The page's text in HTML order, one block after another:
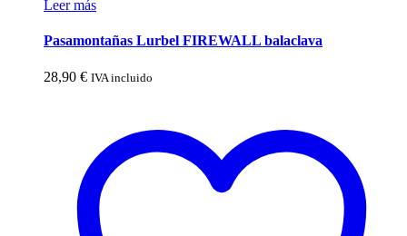
Leer más
Pasamontañas Lurbel FIREWALL balaclava
28,90 € IVA incluido